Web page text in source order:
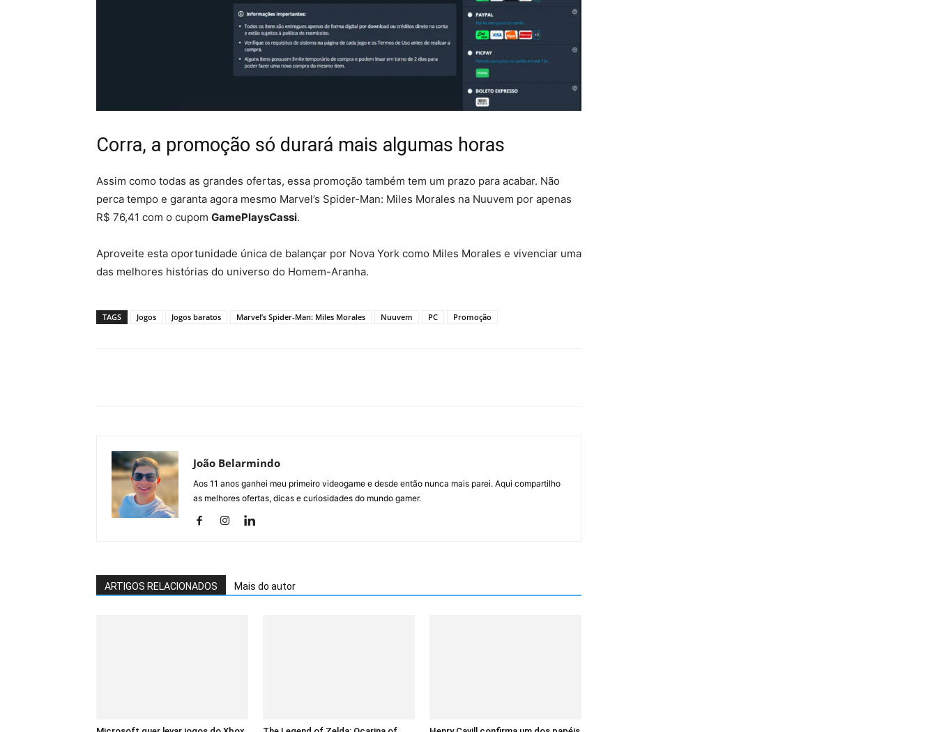
Corra, a promoção só durará mais algumas horas
Assim como todas as grandes ofertas, essa promoção também tem um prazo para acabar. Não
perca tempo e garanta agora mesmo Marvel’s Spider-Man: Miles Morales na Nuuvem por apenas
R$ 76,41 com o cupom GamePlaysCassi.
Aproveite esta oportunidade única de balançar por Nova York como Miles Morales e vivenciar uma
das melhores histórias do universo do Homem-Aranha.
TAGS Jogos Jogos baratos Marvel’s Spider-Man: Miles Morales Nuuvem PC Promoção
João Belarmindo
Aos 11 anos ganhei meu primeiro videogame e desde então nunca mais parei. Aqui compartilho
as melhores ofertas, dicas e curiosidades do mundo gamer.
ARTIGOS RELACIONADOS Mais do autor